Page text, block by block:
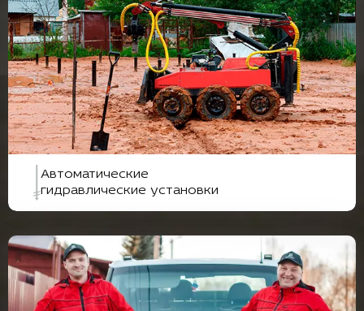
Автоматические
гидравлические установки